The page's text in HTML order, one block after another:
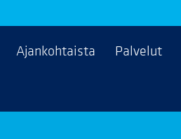
Ajankohtaista Palvelut